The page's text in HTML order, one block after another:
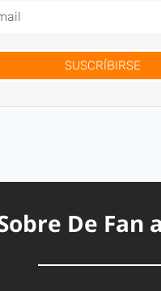
SUSCRÍBIRSE
De Fan